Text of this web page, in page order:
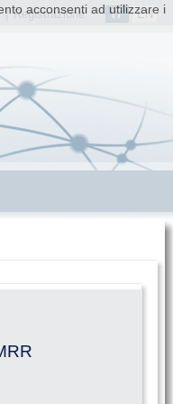
IT EN
| Registrazione
acconsenti ad utilizzare i